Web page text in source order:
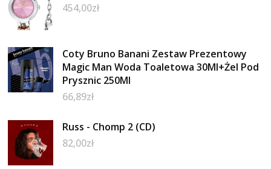
454,00zł
Coty Bruno Banani Zestaw Prezentowy
Magic Man Woda Toaletowa 30Ml+Żel Pod
Prysznic 250Ml
66,89zł
Russ - Chomp 2 (CD)
82,00zł